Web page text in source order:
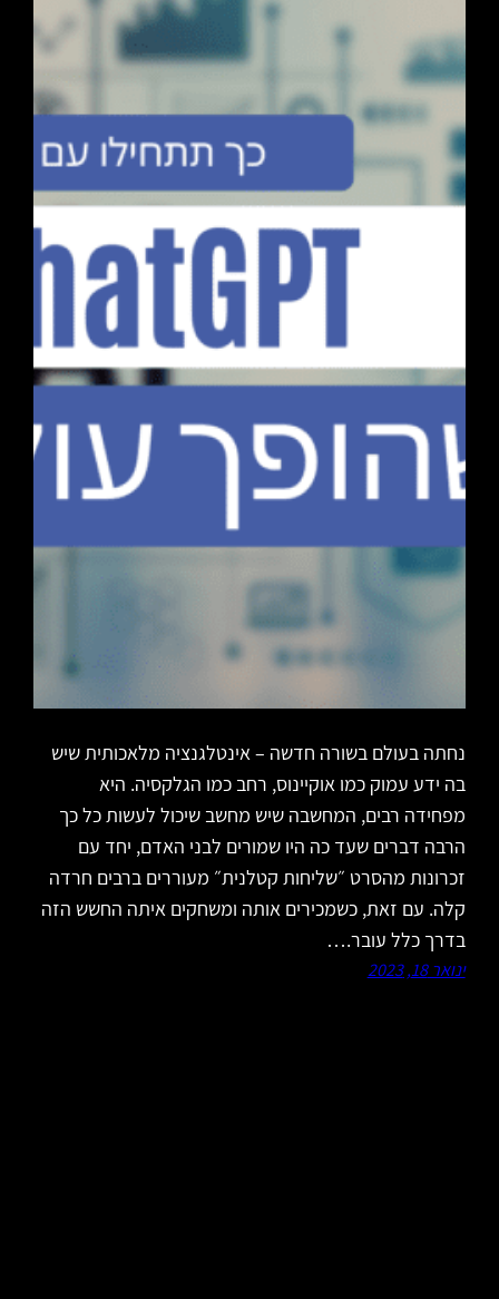
נחתה בעולם בשורה חדשה – אינטלגנציה מלאכותית שיש
בה ידע עמוק כמו אוקיינוס, רחב כמו הגלקסיה. היא
מפחידה רבים, המחשבה שיש מחשב שיכול לעשות כל כך
הרבה דברים שעד כה היו שמורים לבני האדם, יחד עם
זכרונות מהסרט ״שליחות קטלנית״ מעוררים ברבים חרדה
קלה. עם זאת, כשמכירים אותה ומשחקים איתה החשש הזה
בדרך כלל עובר.…
ינואר 18, 2023